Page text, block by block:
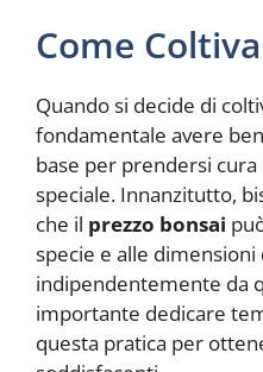
Come
Quando si decide di
fondamentale avere
base per prendersi
speciale. Innanzitutto,
che il prezzo bonsai
specie e alle dimensioni
indipendentemente da
importante dedicare
questa pratica per